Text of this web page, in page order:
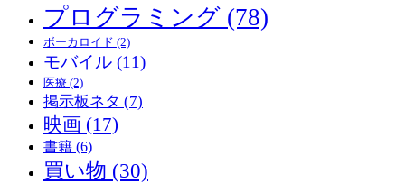
プログラミング (78)
ボーカロイド (2)
モバイル (11)
医療 (2)
掲示板ネタ (7)
映画 (17)
書籍 (6)
買い物 (30)